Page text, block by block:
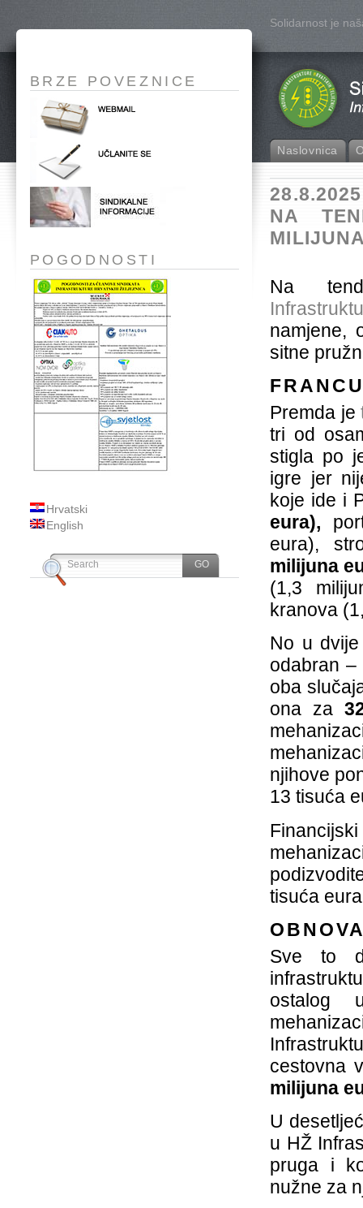
Solidarnost je
Naslovnica
NA
Na
namjene,
sitne
Premda je
tri od
stigla po
igre jer
koje ide i
eura),
eura),
milijuna
(1,3
kranova
No u
odabran
oba
ona za
njihove
13 tisuća
tisuća
Sve to
ostalog
cestovna
milijuna
U
u HŽ
pruga i
nužne za
BRZE POVEZNICE
POGODNOSTI
Hrvatski
English